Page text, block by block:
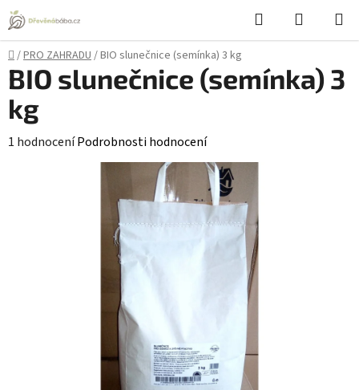
Přejít
na
obsah
Hledat
KOŠÍK
Domů
/PRO ZAHRADU/BIO slunečnice (semínka) 3 kg
BIO slunečnice (semínka) 3
kg
Průměrné
1 hodnoceníPodrobnosti hodnocení